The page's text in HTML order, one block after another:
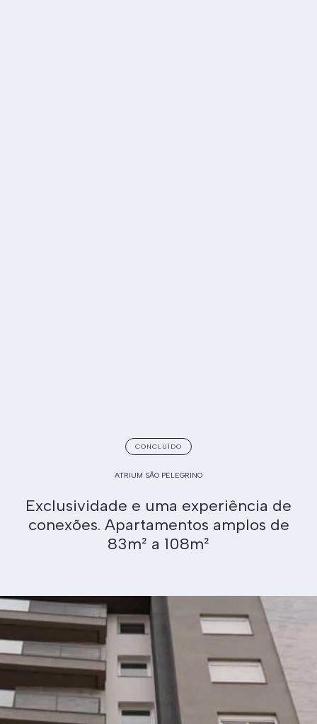
CONCLUÍDO
ATRIUM SÃO PELEGRINO
Exclusividade e uma experiência de
conexões. Apartamentos amplos de
83m² a 108m²